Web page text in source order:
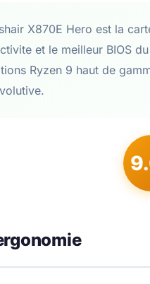
X870E Hero est la
et le meilleur BIOS
Ryzen 9 haut de